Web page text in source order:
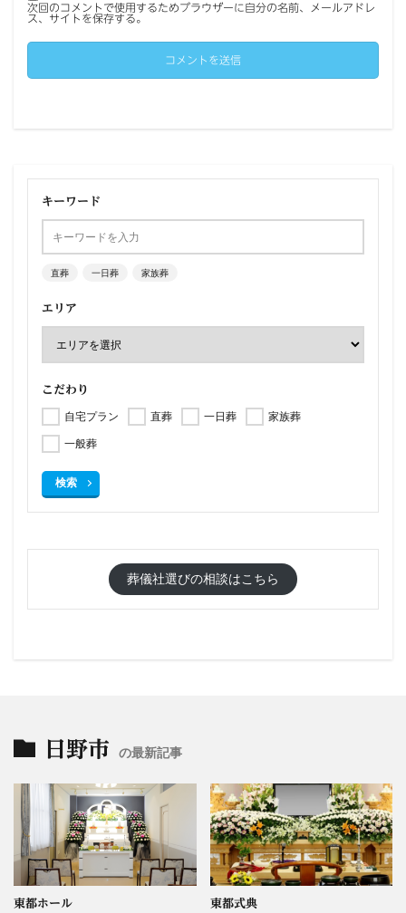
次回のコメントで使用するためブラウザーに自分の名前、メールアドレ
ス、サイトを保存する。
キーワード
直葬 一日葬 家族葬
エリア
こだわり
自宅プラン 直葬 一日葬
家族葬
一般葬
検索
葬儀社選びの相談はこちら
日野市 の最新記事
東都ホール 東都式典